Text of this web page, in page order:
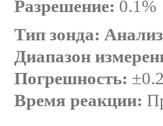
Разрешение: 0.1%
Тип зонда:
Диапазон
Погрешность:
Время реакции: